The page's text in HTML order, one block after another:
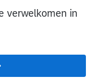
verwelkomen in